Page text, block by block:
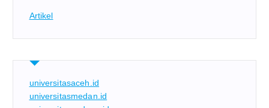
Artikel
universitasaceh.id
universitasmedan.id